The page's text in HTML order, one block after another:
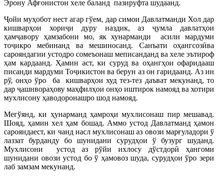
Эрону Афғонистон хеле баланд пазируфта шудаанд.
Ҷойи муҳобот нест агар гўем, дар симои Давлатманди Хол дар
кишварҳои хориҷи дуру наздик, аз ҷумла давлатҳои
ҳамҷавору ҳамзабони мо, як хунарманди асили мардуми
тоҷикро мебинанд ва мешиносанд. Санъати оҳангсозӣва
сарояндагии устодро сомеъонаш меписанданд ва хеле эътироф
ҳам кардаанд. Ҳамин аст, ки суруд ва оҳангҳои офаридааш
писанди мардуми Тоҷикистон ва берун аз он гаридаанд. Аз ин
рў, онҳо ўро ба кишварҳои худ тез-тез даъват мекунанд, то
дар ҷашнвораҳову маҳфилҳои онҳо иштирок намояд ва хотири
мухлисону ҳаводоронашро шод намояд.
Мегўянд, ки ҳунарманд ҳамроҳи мухлисонаш пир мешавад.
Шояд, ҳамин хел ҳам бошад. Аммо устод Давлатманд ҳамон
сарояндаест, ки чанд насл мухлисонаш аз овози марғуладори ў
лаззат бурданду бо шунидани сурудҳои ў бузург шуданд.
Мухлисони устод аз рўйи ихлосу дўстдорӣ ҳангоми
шунидани овози устод бо ў ҳамовоз шуда, сурудҳои ўро зери
лаб замзам мекунанд.